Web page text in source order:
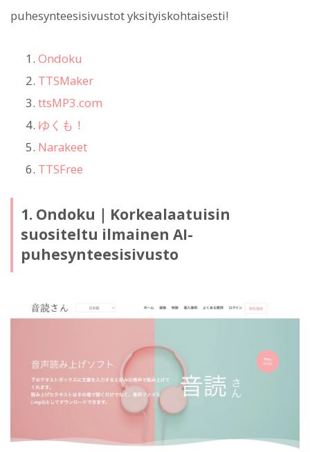
puhesynteesisivustot yksityiskohtaisesti!
Ondoku
TTSMaker
ttsMP3.com
ゆくも！
Narakeet
TTSFree
1. Ondoku｜Korkealaatuisin
suositeltu ilmainen AI-
puhesynteesisivusto